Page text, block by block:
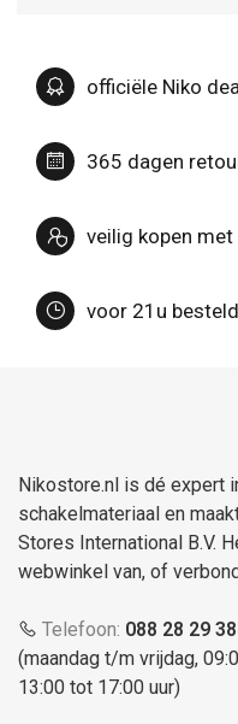
officiële Niko
365 dagen
veilig kopen
voor 21u
Nikostore.nl is dé expert
schakelmateriaal en
Stores International B.V.
webwinkel van, of
Telefoon: 088 28 29
(maandag t/m vrijdag,
13:00 tot 17:00 uur)